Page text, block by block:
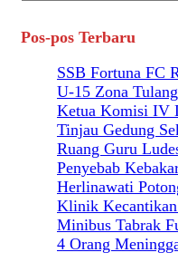
Pos-pos Terbaru
SSB Fortuna FC
U-15 Zona
Ketua Komisi IV
Tinjau Gedung
Ruang Guru
Penyebab
Herlinawati
Klinik
Minibus Tabrak
4 Orang